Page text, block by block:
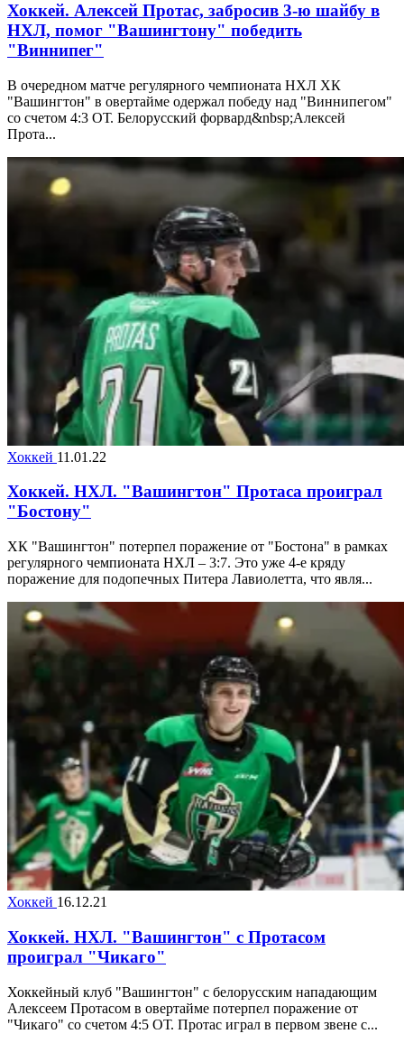
Хоккей. Алексей Протас, забросив 3-ю шайбу в
НХЛ, помог "Вашингтону" победить
"Виннипег"
В очередном матче регулярного чемпионата НХЛ ХК
"Вашингтон" в овертайме одержал победу над "Виннипегом"
со счетом 4:3 ОТ. Белорусский форвард&nbsp;Алексей
Прота...
Хоккей 11.01.22
Хоккей. НХЛ. "Вашингтон" Протаса проиграл
"Бостону"
ХК "Вашингтон" потерпел поражение от "Бостона" в рамках
регулярного чемпионата НХЛ – 3:7. Это уже 4-е кряду
поражение для подопечных Питера Лавиолетта, что явля...
Хоккей 16.12.21
Хоккей. НХЛ. "Вашингтон" с Протасом
проиграл "Чикаго"
Хоккейный клуб "Вашингтон" с белорусским нападающим
Алексеем Протасом в овертайме потерпел поражение от
"Чикаго" со счетом 4:5 ОТ. Протас играл в первом звене с...